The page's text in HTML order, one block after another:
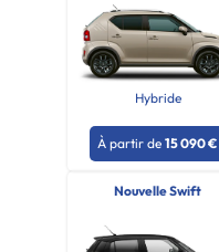
Hybride
À partir de 15 090 €
Nouvelle Swift